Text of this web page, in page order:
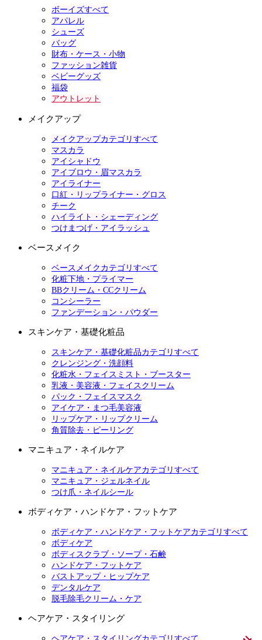
ボーイズすべて
アパレル
シューズ
バッグ
財布・ケース・小物
ファッション雑貨
ベビーグッズ
福袋
アウトレット
メイクアップ
メイクアップカテゴリすべて
マスカラ
アイシャドウ
アイブロウ・眉マスカラ
アイライナー
口紅・リップライナー・グロス
チーク
ハイライト・シェーディング
つけまつげ・アイラッシュ
ベースメイク
ベースメイクカテゴリすべて
化粧下地・プライマー
BBクリーム・CCクリーム
コンシーラー
ファンデーション・パウダー
スキンケア・基礎化粧品
スキンケア・基礎化粧品カテゴリすべて
クレンジング・洗顔料
化粧水・フェイスミスト・ブースター
乳液・美容液・フェイスクリーム
パック・フェイスマスク
アイケア・まつ毛美容液
リップケア・リップクリーム
角質除去・ピーリング
マニキュア・ネイルケア
マニキュア・ネイルケアカテゴリすべて
マニキュア・ジェルネイル
つけ爪・ネイルシール
ボディケア・ハンドケア・フットケア
ボディケア・ハンドケア・フットケアカテゴリすべて
ボディケア
ボディスクラブ・ソープ・石鹸
ハンドケア・フットケア
バストアップ・ヒップケア
デンタルケア
脱毛除毛クリーム・ケア
ヘアケア・スタイリング